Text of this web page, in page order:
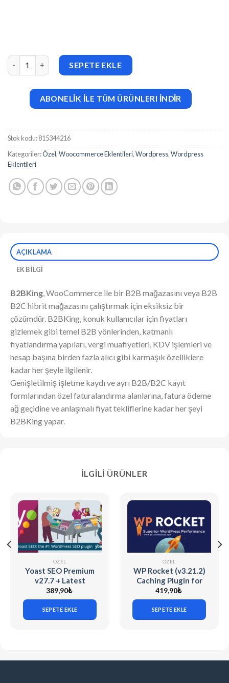
B2BKing (v5.4.70) The Ultimate WooCommerce B2B &
SEPETE EKLE
ABONELİK İLE TÜM ÜRÜNLERI İNDİR
Stok kodu:815344216
Kategoriler:Özel,Woocommerce Eklentileri,Wordpress,Wordpress
Eklentileri
AÇIKLAMA
EK BILGI
B2BKing , WooCommerce ile bir B2B mağazasını veya B2B
B2C hibrit mağazasını çalıştırmak için eksiksiz bir
çözümdür. B2BKing, konuk kullanıcılar için fiyatları
gizlemek gibi temel B2B yönlerinden, katmanlı
fiyatlandırma yapıları, vergi muafiyetleri, KDV işlemleri ve
hesap başına birden fazla alıcı gibi karmaşık özelliklere
kadar her şeyle ilgilenir.
Genişletilmiş işletme kaydı ve ayrı B2B/B2C kayıt
formlarından özel faturalandırma alanlarına, fatura ödeme
ağ geçidine ve anlaşmalı fiyat tekliflerine kadar her şeyi
B2BKing yapar.
İLGILI ÜRÜNLER
ÖZEL
Yoast SEO Premium
v27.7 + Latest
Addons
389,90₺
SEPETE EKLE
ÖZEL
WP Rocket (v3.21.2)
Caching Plugin for
WordPress
419,90₺
SEPETE EKLE